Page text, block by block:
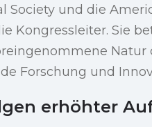
Society und die
Kongressleiter. Sie
Natur
Forschung und
erhöhter